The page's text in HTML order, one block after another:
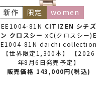
EE1004-81N CITIZEN シチズ
ン クロスシーxC(クロスシー)E
E1004-81N daichi collection
【世界限定1,300本】 【2026
年8月6日発売予定】
新作 限定 women
販売価格 143,000円(税込)